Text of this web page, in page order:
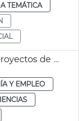
TEMÁTICA
València Subvenciones a proyectos de innovación e investigación
Y EMPLEO